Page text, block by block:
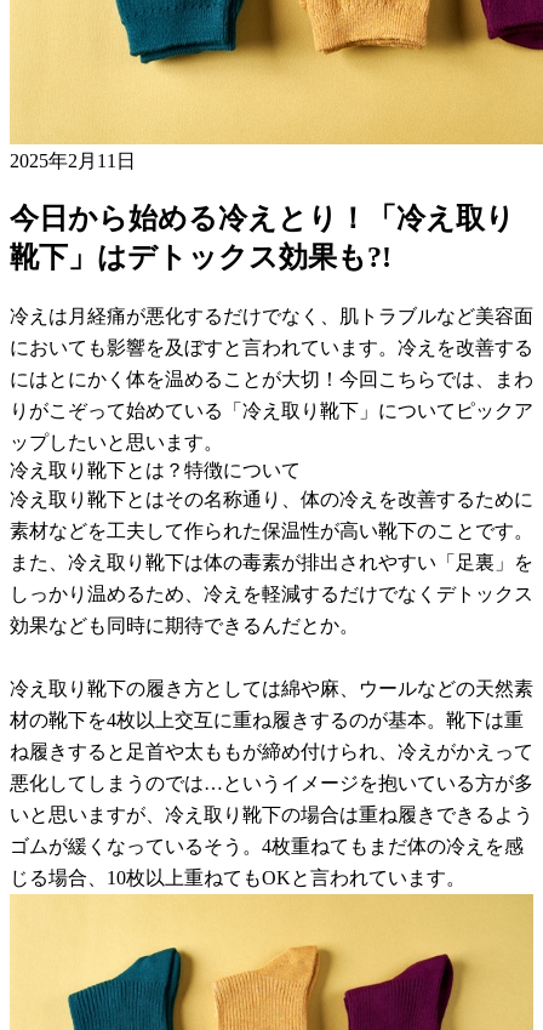
2025年2月11日
今日から始める冷えとり！「冷え取り
靴下」はデトックス効果も?!
冷えは月経痛が悪化するだけでなく、肌トラブルなど美容面
においても影響を及ぼすと言われています。冷えを改善する
にはとにかく体を温めることが大切！今回こちらでは、まわ
りがこぞって始めている「冷え取り靴下」についてピックア
ップしたいと思います。
冷え取り靴下とは？特徴について
冷え取り靴下とはその名称通り、体の冷えを改善するために
素材などを工夫して作られた保温性が高い靴下のことです。
また、冷え取り靴下は体の毒素が排出されやすい「足裏」を
しっかり温めるため、冷えを軽減するだけでなくデトックス
効果なども同時に期待できるんだとか。
冷え取り靴下の履き方としては綿や麻、ウールなどの天然素
材の靴下を4枚以上交互に重ね履きするのが基本。靴下は重
ね履きすると足首や太ももが締め付けられ、冷えがかえって
悪化してしまうのでは…というイメージを抱いている方が多
いと思いますが、冷え取り靴下の場合は重ね履きできるよう
ゴムが緩くなっているそう。4枚重ねてもまだ体の冷えを感
じる場合、10枚以上重ねてもOKと言われています。